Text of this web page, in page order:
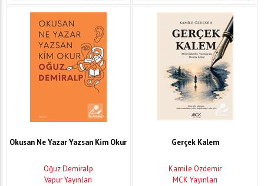
Okusan Ne Yazar Yazsan Kim Okur
Oğuz Demiralp
Vapur Yayınları
Gerçek Kalem
Kamile Özdemir
MCK Yayınları